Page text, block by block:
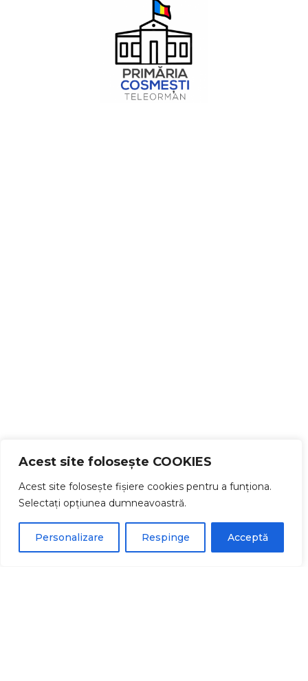
Acest site folosește COOKIES
Acest site folosește fișiere cookies pentru a funționa.
Selectați opțiunea dumneavoastră.
Personalizare Respinge Acceptă